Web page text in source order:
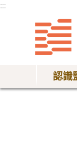
:::
認識